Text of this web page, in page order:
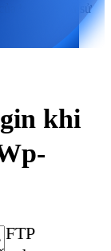
bạn. Một là sử
sử dụng
khi
FTP